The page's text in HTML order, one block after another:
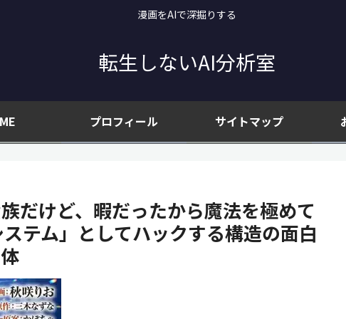
漫画をAIで深掘りする
転生しないAI分析室
プロフィール サイトマップ
だけど、暇だったから魔法を極めて
テム」としてハックする構造の面白